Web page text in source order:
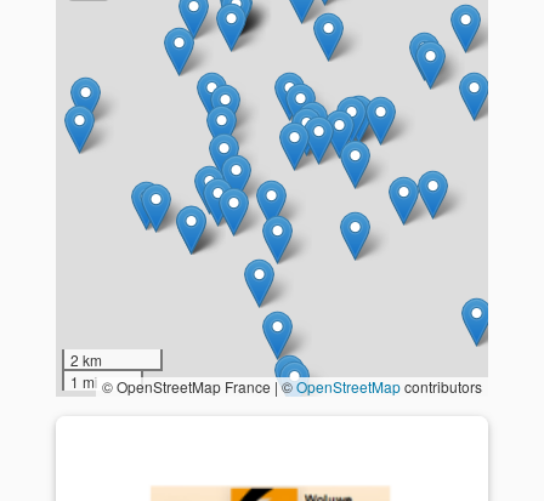
2 km
1 mi © OpenStreetMap France | ©OpenStreetMapcontributors